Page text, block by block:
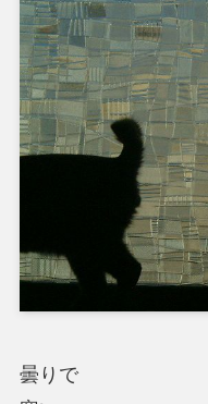
曇りで